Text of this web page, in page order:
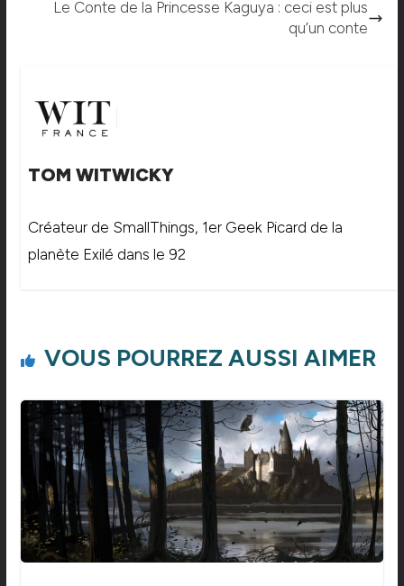
Le Conte de la Princesse Kaguya : ceci est plus
qu’un conte
TOM WITWICKY
Créateur de SmallThings, 1er Geek Picard de la
planète Exilé dans le 92
VOUS POURREZ AUSSI AIMER